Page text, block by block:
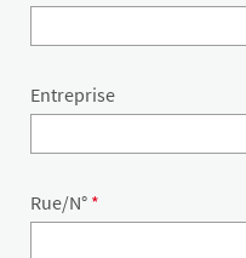
Entreprise
Rue/N° *